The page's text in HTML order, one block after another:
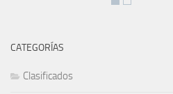
CATEGORÍAS
Clasificados